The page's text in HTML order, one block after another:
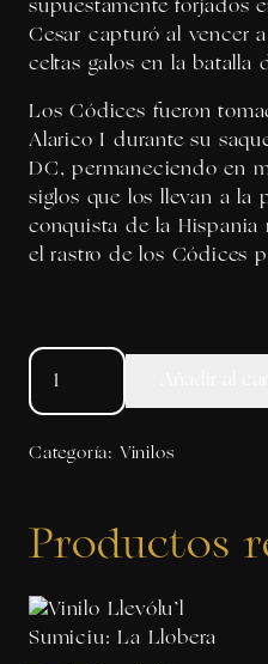
supuestamente forjados
Cesar capturó al vencer
celtas galos en la batalla
Los Códices fueron
Alarico I durante su
DC, permaneciendo en
siglos que los llevan a la
conquista de la Hispania
el rastro de los Códices
Códex
Futura
Vol.
II
Categoría: Vinilos
Productos